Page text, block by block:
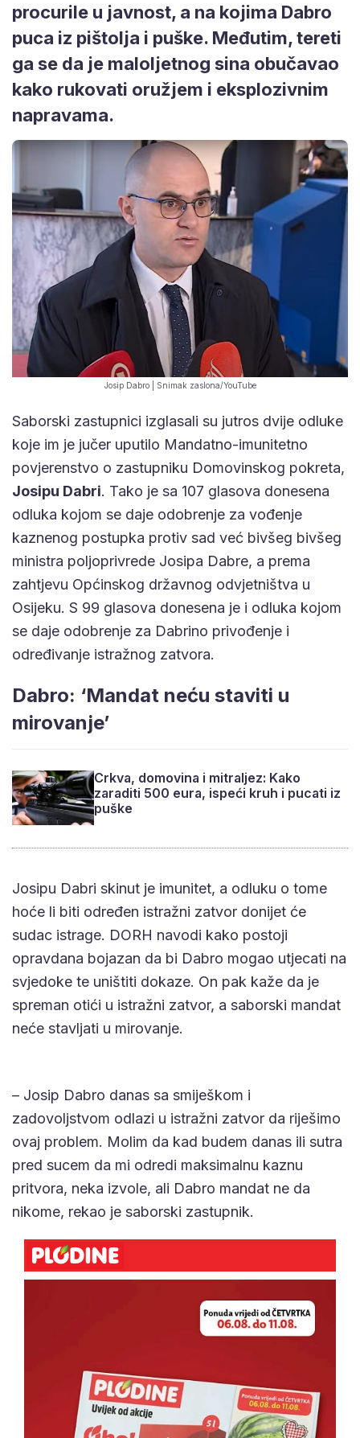
procurile u javnost, a na kojima Dabro
puca iz pištolja i puške. Međutim, tereti
ga se da je maloljetnog sina obučavao
kako rukovati oružjem i eksplozivnim
napravama.
Josip Dabro | Snimak zaslona/YouTube
Saborski zastupnici izglasali su jutros dvije odluke
koje im je jučer uputilo Mandatno-imunitetno
povjerenstvo o zastupniku Domovinskog pokreta,
Josipu Dabri. Tako je sa 107 glasova donesena
odluka kojom se daje odobrenje za vođenje
kaznenog postupka protiv sad već bivšeg bivšeg
ministra poljoprivrede Josipa Dabre, a prema
zahtjevu Općinskog državnog odvjetništva u
Osijeku. S 99 glasova donesena je i odluka kojom
se daje odobrenje za Dabrino privođenje i
određivanje istražnog zatvora.
Dabro: ‘Mandat neću staviti u
mirovanje’
Crkva, domovina i mitraljez: Kako
zaraditi 500 eura, ispeći kruh i pucati iz
puške
Josipu Dabri skinut je imunitet, a odluku o tome
hoće li biti određen istražni zatvor donijet će
sudac istrage. DORH navodi kako postoji
opravdana bojazan da bi Dabro mogao utjecati na
svjedoke te uništiti dokaze. On pak kaže da je
spreman otići u istražni zatvor, a saborski mandat
neće stavljati u mirovanje.
– Josip Dabro danas sa smiješkom i
zadovoljstvom odlazi u istražni zatvor da riješimo
ovaj problem. Molim da kad budem danas ili sutra
pred sucem da mi odredi maksimalnu kaznu
pritvora, neka izvole, ali Dabro mandat ne da
nikome, rekao je saborski zastupnik.